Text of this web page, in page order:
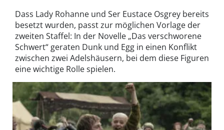
Dass Lady Rohanne und Ser Eustace Osgrey bereits
besetzt wurden, passt zur möglichen Vorlage der
zweiten Staffel: In der Novelle „Das verschworene
Schwert“ geraten Dunk und Egg in einen Konflikt
zwischen zwei Adelshäusern, bei dem diese Figuren
eine wichtige Rolle spielen.